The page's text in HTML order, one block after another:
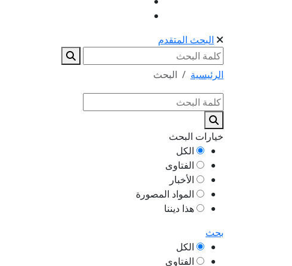
البحث المتقدم
الرئيسية البحث
خيارات البحث
الكل
الفتاوى
الأخبار
المواد المصورة
هذا ديننا
بحث
الكل
الفتاوى